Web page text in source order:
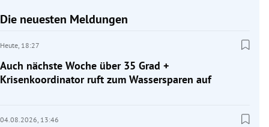
Die neuesten Meldungen
Heute, 18:27
Auch nächste Woche über 35 Grad +
Krisenkoordinator ruft zum Wassersparen auf
04.08.2026, 13:46